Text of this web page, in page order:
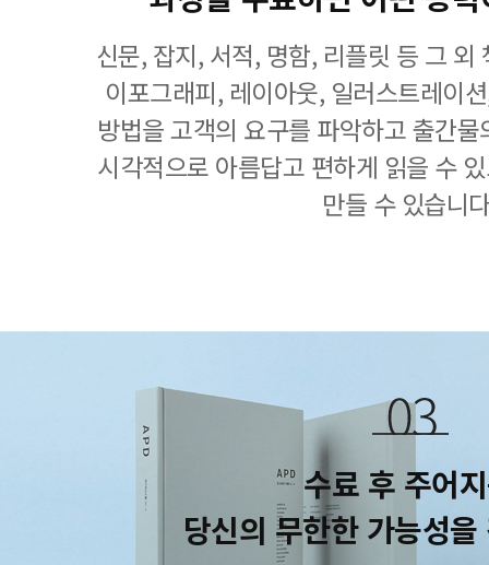
신문, 잡지, 서적, 명함, 리플릿 등 그 외
이포그래피, 레이아웃, 일러스트레이
방법을 고객의 요구를 파악하고 출간
시각적으로 아름답고 편하게 읽을 수
만들 수 있습니
수료 후 주어
당신의 무한한 가능성